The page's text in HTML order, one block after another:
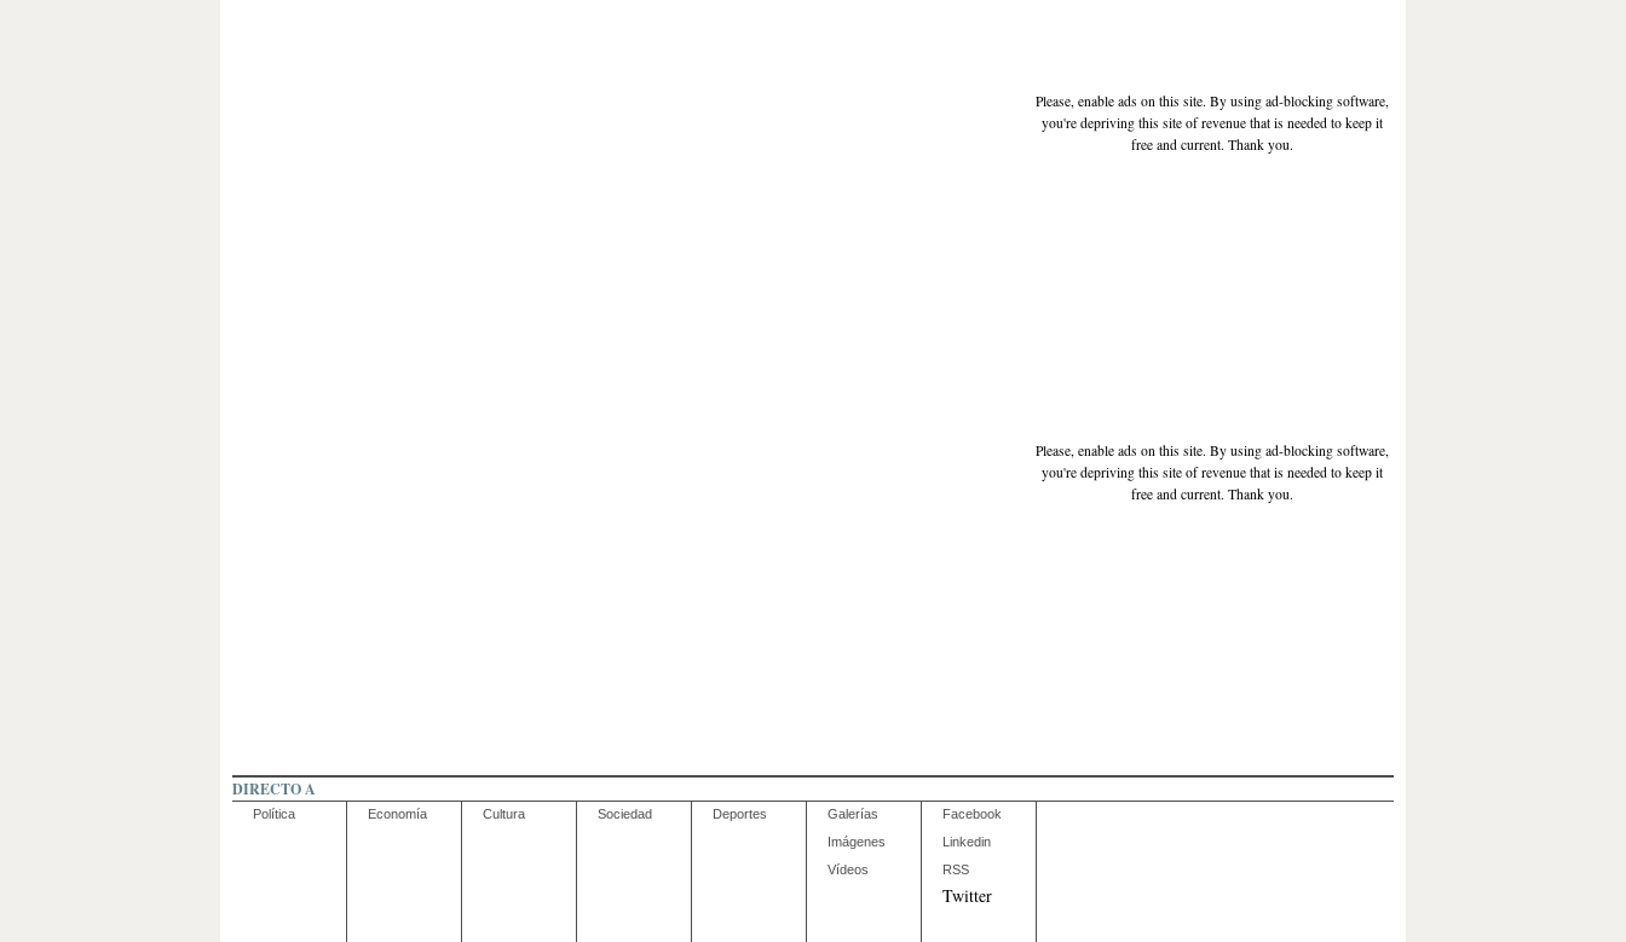
Please, enable ads on this site. By using ad-blocking software,
you're depriving this site of revenue that is needed to keep it
free and current. Thank you.
Please, enable ads on this site. By using ad-blocking software,
you're depriving this site of revenue that is needed to keep it
free and current. Thank you.
DIRECTO A
Política Economía Cultura Sociedad Deportes
Galerías
Imágenes
Vídeos
Facebook
Linkedin
RSS
Twitter